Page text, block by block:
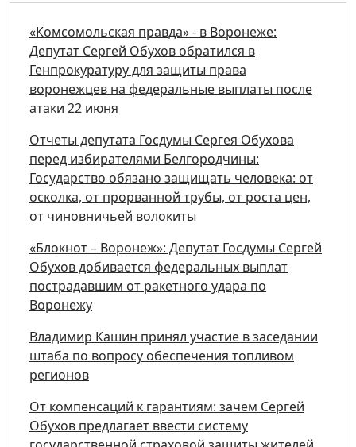
«Комсомольская правда» - в Воронеже:
Депутат Сергей Обухов обратился в
Генпрокуратуру для защиты права
воронежцев на федеральные выплаты после
атаки 22 июня
Отчеты депутата Госдумы Сергея Обухова
перед избирателями Белгородчины:
Государство обязано защищать человека: от
осколка, от прорванной трубы, от роста цен,
от чиновничьей волокиты
«Блокнот – Воронеж»: Депутат Госдумы Сергей
Обухов добивается федеральных выплат
пострадавшим от ракетного удара по
Воронежу
Владимир Кашин принял участие в заседании
штаба по вопросу обеспечения топливом
регионов
От компенсаций к гарантиям: зачем Сергей
Обухов предлагает ввести систему